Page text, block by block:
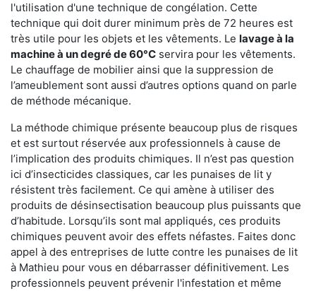
l'utilisation d'une technique de congélation. Cette
technique qui doit durer minimum près de 72 heures est
très utile pour les objets et les vêtements. Le lavage à la
machine à un degré de 60°C servira pour les vêtements.
Le chauffage de mobilier ainsi que la suppression de
l’ameublement sont aussi d’autres options quand on parle
de méthode mécanique.
La méthode chimique présente beaucoup plus de risques
et est surtout réservée aux professionnels à cause de
l’implication des produits chimiques. Il n’est pas question
ici d’insecticides classiques, car les punaises de lit y
résistent très facilement. Ce qui amène à utiliser des
produits de désinsectisation beaucoup plus puissants que
d’habitude. Lorsqu’ils sont mal appliqués, ces produits
chimiques peuvent avoir des effets néfastes. Faites donc
appel à des entreprises de lutte contre les punaises de lit
à Mathieu pour vous en débarrasser définitivement. Les
professionnels peuvent prévenir l'infestation et même